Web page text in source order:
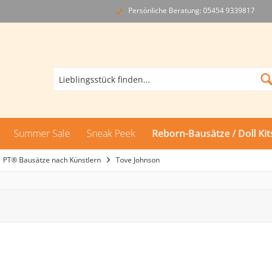
Persönliche Beratung: 05454 9339817
Summer Sale Sneak Peek Reborn-Bausätze / Doll
PT® Bausätze nach Künstlern Tove Johnson